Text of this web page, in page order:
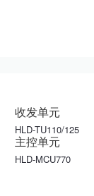
收发单元
HLD-TU110/125
主控单元
HLD-MCU770